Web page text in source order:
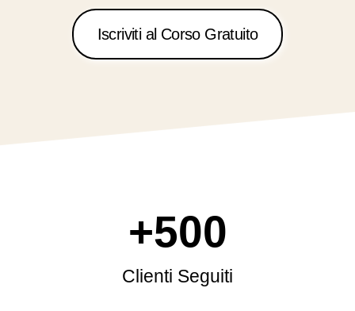
Iscriviti al Corso Gratuito
Clienti Seguiti
+500